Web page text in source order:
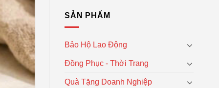
SẢN PHẨM
Bảo Hộ Lao Động
Đồng Phục - Thời Trang
Quà Tặng Doanh Nghiệp